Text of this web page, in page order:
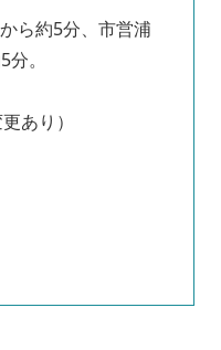
ら約5分、市営浦
。
あり）